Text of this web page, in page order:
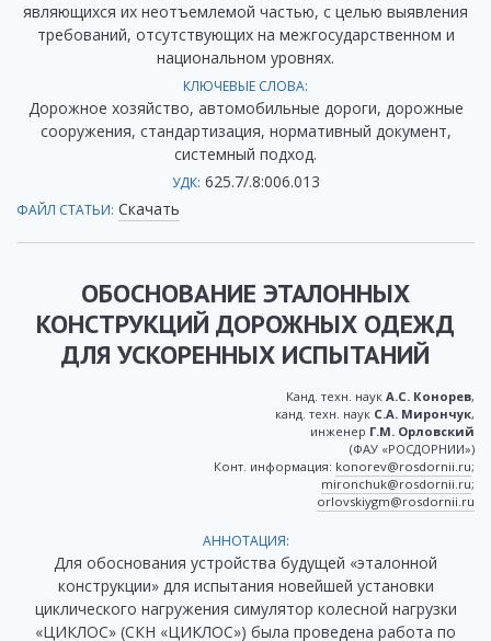
являющихся их неотъемлемой частью, с целью выявления
требований, отсутствующих на межгосударственном и
национальном уровнях.
КЛЮЧЕВЫЕ СЛОВА:
Дорожное хозяйство, автомобильные дороги, дорожные
сооружения, стандартизация, нормативный документ,
системный подход.
УДК: 625.7/.8:006.013
ФАЙЛ СТАТЬИ: Скачать
ОБОСНОВАНИЕ ЭТАЛОННЫХ
КОНСТРУКЦИЙ ДОРОЖНЫХ ОДЕЖД
ДЛЯ УСКОРЕННЫХ ИСПЫТАНИЙ
Канд. техн. наук А.С. Конорев,
канд. техн. наук С.А. Мирончук,
инженер Г.М. Орловский
(ФАУ «РОСДОРНИИ»)
Конт. информация: konorev@rosdornii.ru;
mironchuk@rosdornii.ru;
orlovskiygm@rosdornii.ru
АННОТАЦИЯ:
Для обоснования устройства будущей «эталонной
конструкции» для испытания новейшей установки
циклического нагружения симулятор колесной нагрузки
«ЦИКЛОС» (СКН «ЦИКЛОС») была проведена работа по